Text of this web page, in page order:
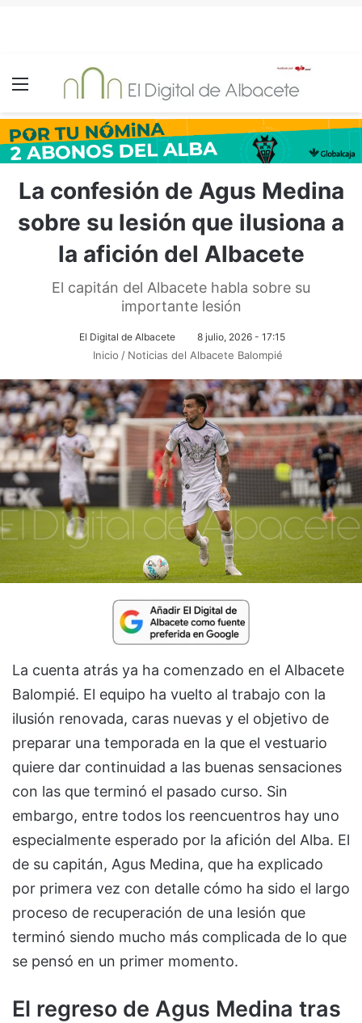
Menú
La confesión de Agus Medina
sobre su lesión que ilusiona a
la afición del Albacete
El capitán del Albacete habla sobre su
importante lesión
El Digital de Albacete 8 julio, 2026 - 17:15
Inicio / Noticias del Albacete Balompié
La cuenta atrás ya ha comenzado en el Albacete
Balompié. El equipo ha vuelto al trabajo con la
ilusión renovada, caras nuevas y el objetivo de
preparar una temporada en la que el vestuario
quiere dar continuidad a las buenas sensaciones
con las que terminó el pasado curso. Sin
embargo, entre todos los reencuentros hay uno
especialmente esperado por la afición del Alba. El
de su capitán, Agus Medina, que ha explicado
por primera vez con detalle cómo ha sido el largo
proceso de recuperación de una lesión que
terminó siendo mucho más complicada de lo que
se pensó en un primer momento.
El regreso de Agus Medina tras